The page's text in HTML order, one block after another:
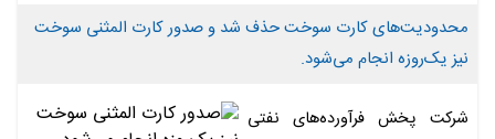
محدودیت‌های کارت سوخت حذف شد و صدور کارت المثنی سوخت
نیز یک‌روزه انجام می‌شود.
شرکت پخش فرآورده‌های نفتی